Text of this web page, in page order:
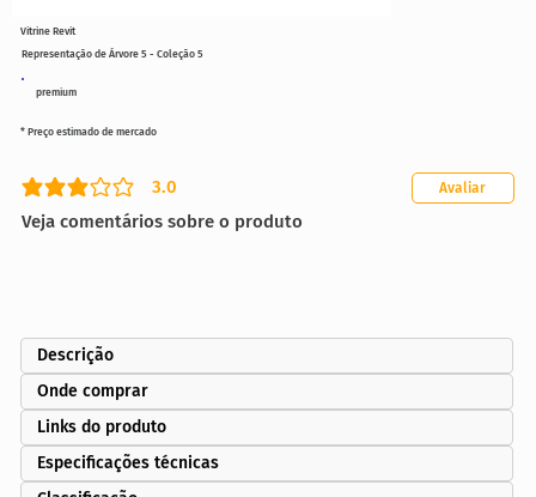
premium
Representação de Árvore 5 - Coleção 5
3.0
classificação média é 3 de 5
Veja comentários sobre o produto
Avaliar
* Preço estimado de mercado
Vitrine Revit
Descrição
Onde comprar
Links do produto
Especificações técnicas